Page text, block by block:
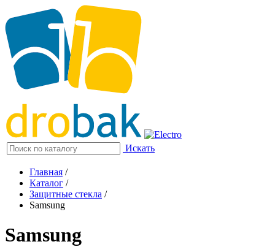
Искать
Главная /
Каталог /
Защитные стекла /
Samsung
Samsung